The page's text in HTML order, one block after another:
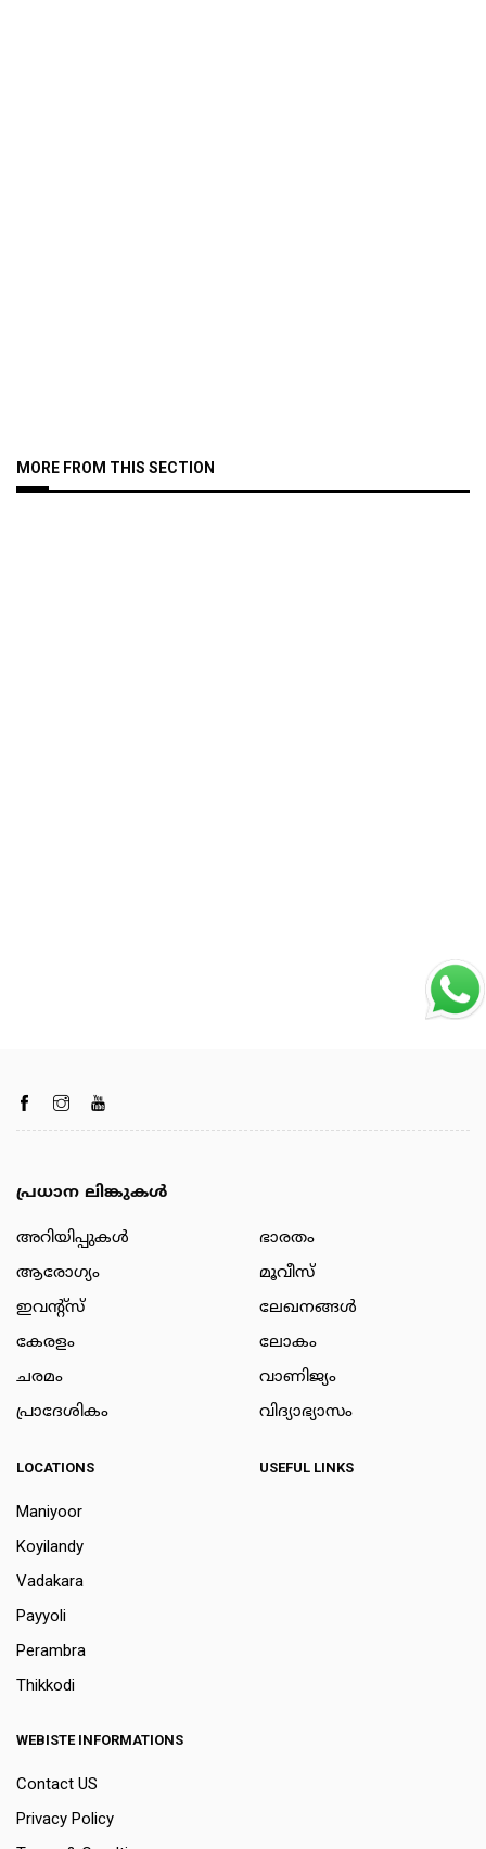
MORE FROM THIS SECTION
പ്രധാന ലിങ്കുകൾ
അറിയിപ്പുകള്‍
ആരോഗ്യം
ഇവന്റ്സ്
കേരളം
ചരമം
പ്രാദേശികം
ഭാരതം
മൂവീസ്
ലേഖനങ്ങള്‍
ലോകം
വാണിജ്യം
വിദ്യാഭ്യാസം
LOCATIONS
Maniyoor
Koyilandy
Vadakara
Payyoli
Perambra
Thikkodi
USEFUL LINKS
WEBISTE INFORMATIONS
Contact US
Privacy Policy